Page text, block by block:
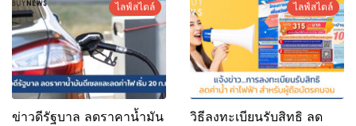
ไลฟ์สไตล์
ข่าวดีรัฐบาล ลดราคาน้ำมัน
ไลฟ์สไตล์
วิธีลงทะเบียนรับสิทธิ ลด